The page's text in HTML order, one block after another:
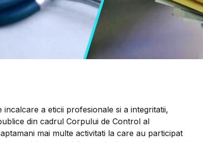
a eticii profesionale si a integritatii,
din cadrul Corpului de Control al
mai multe activitati la care au participat